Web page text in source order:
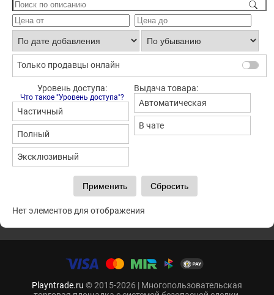
Только продавцы онлайн
Уровень доступа:
Что такое "Уровень доступа"?
Частичный
Полный
Эксклюзивный
Выдача товара:
Автоматическая
В чате
Нет элементов для отображения
Playntrade.ru © 2015-2026 | Многопользовательская